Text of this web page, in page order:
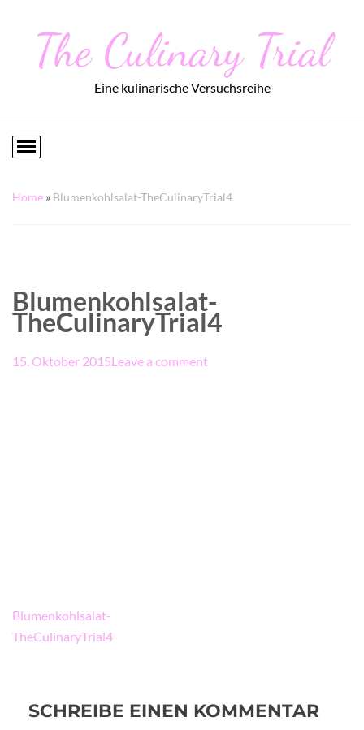
The Culinary Trial
Eine kulinarische Versuchsreihe
Home » Blumenkohlsalat-TheCulinaryTrial4
Blumenkohlsalat-
TheCulinaryTrial4
15. Oktober 2015Leave a comment
Beitragsnavigation
Blumenkohlsalat-
TheCulinaryTrial4
SCHREIBE EINEN KOMMENTAR